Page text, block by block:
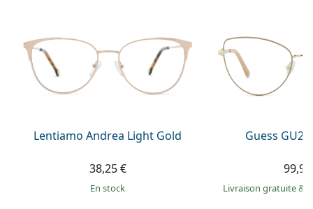
Prada
Toutes les marques
Lentiamo Andrea Light Gold
38,25 €
en stock
Guess
Livraison gratuite&